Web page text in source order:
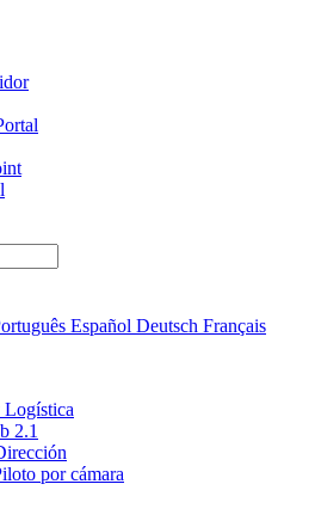
Español Deutsch Français
2.1
por cámara